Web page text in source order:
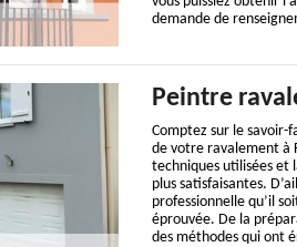
demande de
Peintre
Comptez sur le savoir-
de votre ravalement à
techniques utilisées et
plus satisfaisantes.
professionnelle qu’il
éprouvée. De la
des méthodes qui ont